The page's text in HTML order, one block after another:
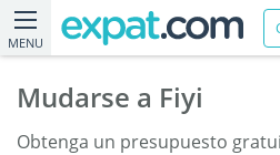
MENU
Mudarse a Fiyi
Obtenga un presupuesto